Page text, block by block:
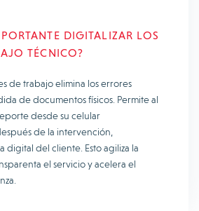
DIGITALIZAR LOS
TÉCNICO?
de trabajo elimina los errores
de documentos físicos. Permite al
desde su celular
de la intervención,
digital del cliente. Esto agiliza la
el servicio y acelera el